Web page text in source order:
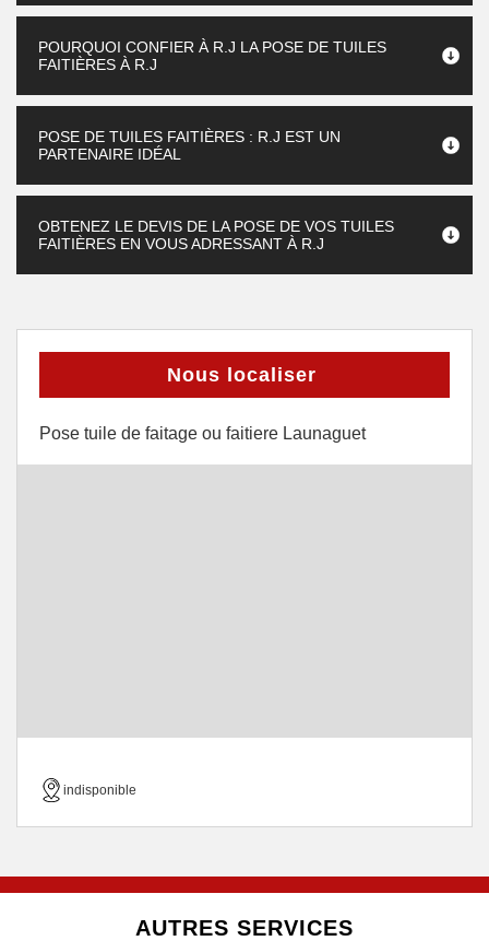
POURQUOI CONFIER À R.J LA POSE DE TUILES
FAITIÈRES À R.J
POSE DE TUILES FAITIÈRES : R.J EST UN
PARTENAIRE IDÉAL
OBTENEZ LE DEVIS DE LA POSE DE VOS TUILES
FAITIÈRES EN VOUS ADRESSANT À R.J
Nous localiser
Pose tuile de faitage ou faitiere Launaguet
indisponible
AUTRES SERVICES